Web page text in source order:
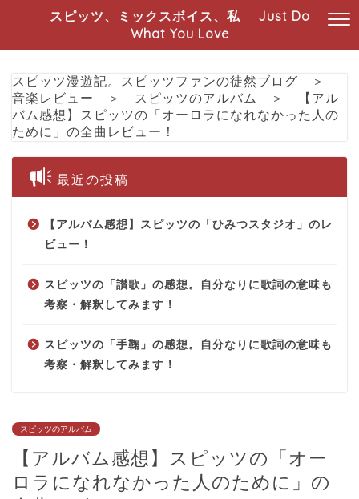
スピッツ、ミックスボイス、私 Just Do
What You Love
スピッツ漫遊記。スピッツファンの徒然ブログ ＞
音楽レビュー
＞ スピッツのアルバム ＞
【アル
バム感想】スピッツの「オーロラになれなかった人の
ために」の全曲レビュー！
最近の投稿
【アルバム感想】スピッツの「ひみつスタジオ」のレ
ビュー！
スピッツの「讃歌」の感想。自分なりに歌詞の意味も
考察・解釈してみます！
スピッツの「手鞠」の感想。自分なりに歌詞の意味も
考察・解釈してみます！
スピッツのアルバム
【アルバム感想】スピッツの「オー
ロラになれなかった人のために」の